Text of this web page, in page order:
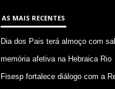
AS MAIS RECENTES
Dia dos Pais terá almoço com
memória afetiva na Hebraica Rio
Fisesp fortalece diálogo com a